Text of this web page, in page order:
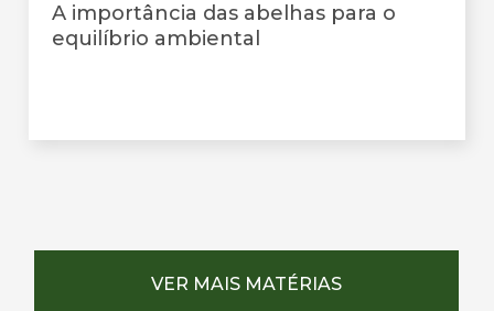
A importância das abelhas para o
equilíbrio ambiental
VER MAIS MATÉRIAS